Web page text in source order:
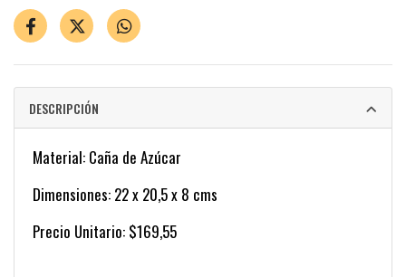
DESCRIPCIÓN
Material: Caña de Azúcar
Dimensiones: 22 x 20,5 x 8 cms
Precio Unitario: $169,55